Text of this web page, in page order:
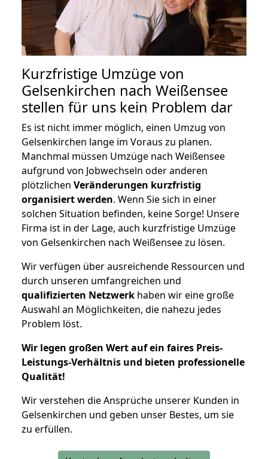
Kurzfristige Umzüge von
Gelsenkirchen nach Weißensee
stellen für uns kein Problem dar
Es ist nicht immer möglich, einen Umzug von
Gelsenkirchen lange im Voraus zu planen.
Manchmal müssen Umzüge nach Weißensee
aufgrund von Jobwechseln oder anderen
plötzlichen Veränderungen kurzfristig
organisiert werden. Wenn Sie sich in einer
solchen Situation befinden, keine Sorge! Unsere
Firma ist in der Lage, auch kurzfristige Umzüge
von Gelsenkirchen nach Weißensee zu lösen.
Wir verfügen über ausreichende Ressourcen und
durch unseren umfangreichen und
qualifizierten Netzwerk haben wir eine große
Auswahl an Möglichkeiten, die nahezu jedes
Problem löst.
Wir legen großen Wert auf ein faires Preis-
Leistungs-Verhältnis und bieten professionelle
Qualität!
Wir verstehen die Ansprüche unserer Kunden in
Gelsenkirchen und geben unser Bestes, um sie
zu erfüllen.